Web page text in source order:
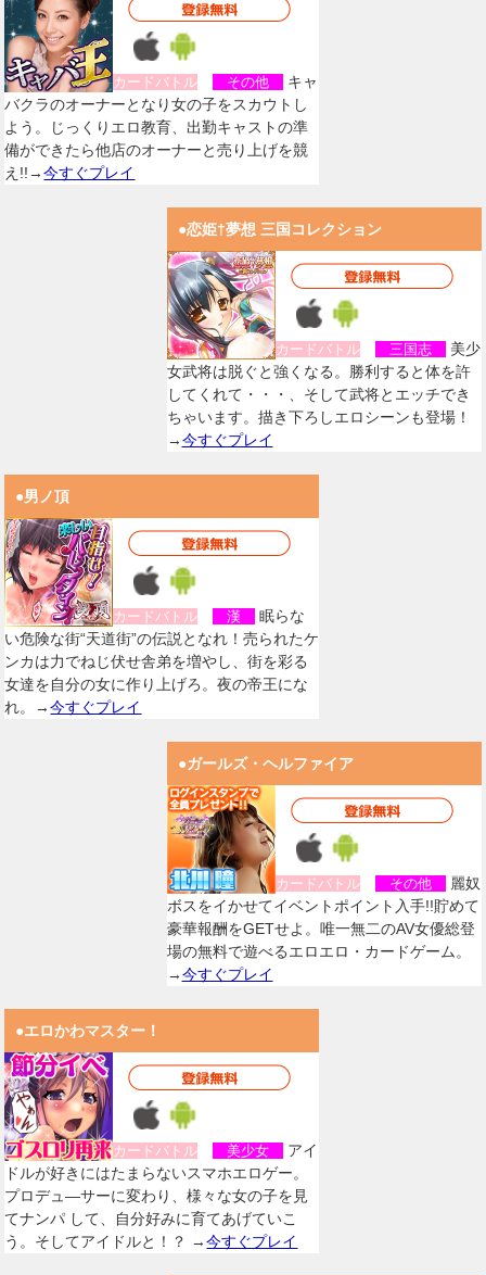
カードバトル その他
キャ
バクラのオーナーとなり女の子をスカウトし
よう。じっくりエロ教育、出勤キャストの準
備ができたら他店のオーナーと売り上げを競
え!!→今すぐプレイ
●恋姫†夢想 三国コレクション
カードバトル 三国志
美少
女武将は脱ぐと強くなる。勝利すると体を許
してくれて・・・、そして武将とエッチでき
ちゃいます。描き下ろしエロシーンも登場！
→今すぐプレイ
●男ノ頂
カードバトル 漢
眠らな
い危険な街“天道街”の伝説となれ！売られたケ
ンカは力でねじ伏せ舎弟を増やし、街を彩る
女達を自分の女に作り上げろ。夜の帝王にな
れ。→今すぐプレイ
●ガールズ・ヘルファイア
カードバトル その他
麗奴
ボスをイかせてイベントポイント入手!!貯めて
豪華報酬をGETせよ。唯一無二のAV女優総登
場の無料で遊べるエロエロ・カードゲーム。
→今すぐプレイ
●エロかわマスター！
カードバトル 美少女
アイ
ドルが好きにはたまらないスマホエロゲー。
プロデュ―サーに変わり、様々な女の子を見
てナンパ して、自分好みに育てあげていこ
う。そしてアイドルと！？ →今すぐプレイ